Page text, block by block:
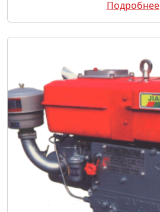
Подробнее